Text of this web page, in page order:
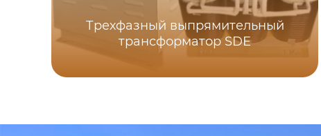
Трехфазный выпрямительный
трансформатор SDE